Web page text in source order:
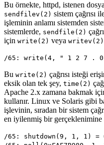
Bu örnekte, httpd, istenen
sendfilev(2) sistem çağrısı
işleminin anlamı sistemden
sistemlerde, sendfile(2)
için write(2) veya writev(2)
/65: write(4, " 1 2 7 .
Bu write(2) çağrısı isteği
eksik olan tek şey, time(2)
Apache 2.x zamana bakmak
kullanır. Linux ve Solaris gibi
işlevinin, sıradan bir sistem
en iyilenmiş bir gerçeklenimine
/65: shutdown(9, 1, 1) =